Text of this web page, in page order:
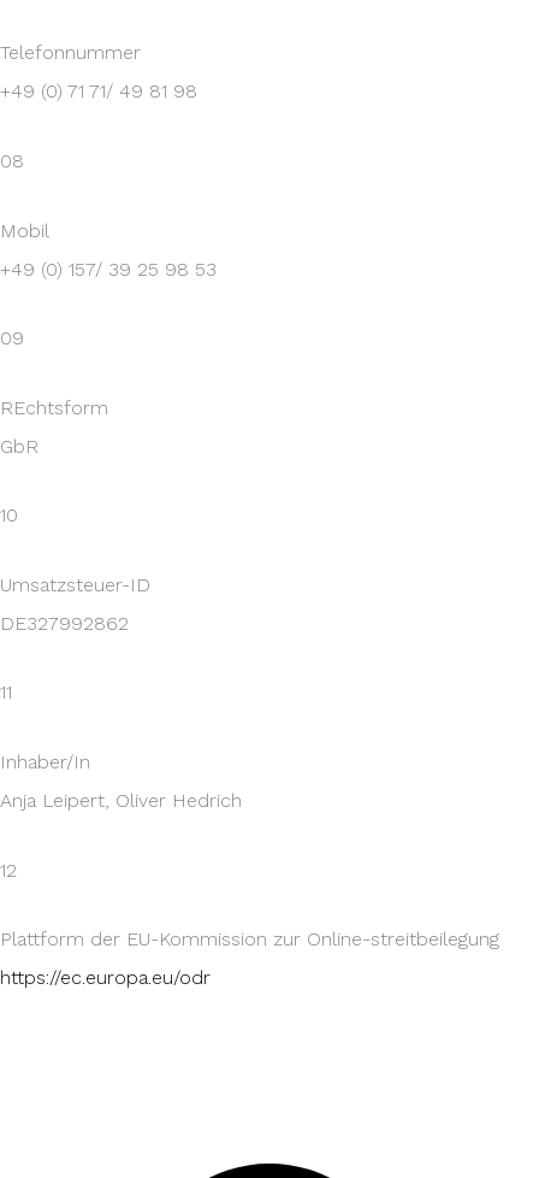
Telefonnummer
+49 (0) 71 71/ 49 81 98
08
Mobil
+49 (0) 157/ 39 25 98 53
09
REchtsform
GbR
10
Umsatzsteuer-ID
DE327992862
11
Inhaber/In
Anja Leipert, Oliver Hedrich
12
Plattform der EU-Kommission zur Online-streitbeilegung
https://ec.europa.eu/odr